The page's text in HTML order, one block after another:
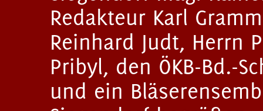
Redakteur Karl
Reinhard Judt, Herrn
Pribyl, den ÖKB-Bd.-
und ein